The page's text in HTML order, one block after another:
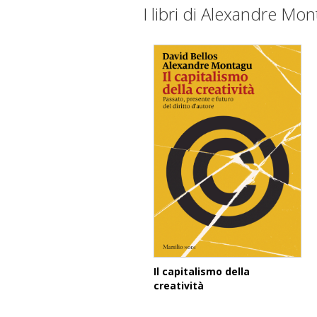
I libri di Alexandre
Il capitalismo della
creatività